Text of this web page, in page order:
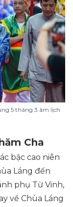
5 tháng 3 âm lịch
Cha
bậc cao niên
Láng đến
phụ Từ Vinh,
về Chùa Láng